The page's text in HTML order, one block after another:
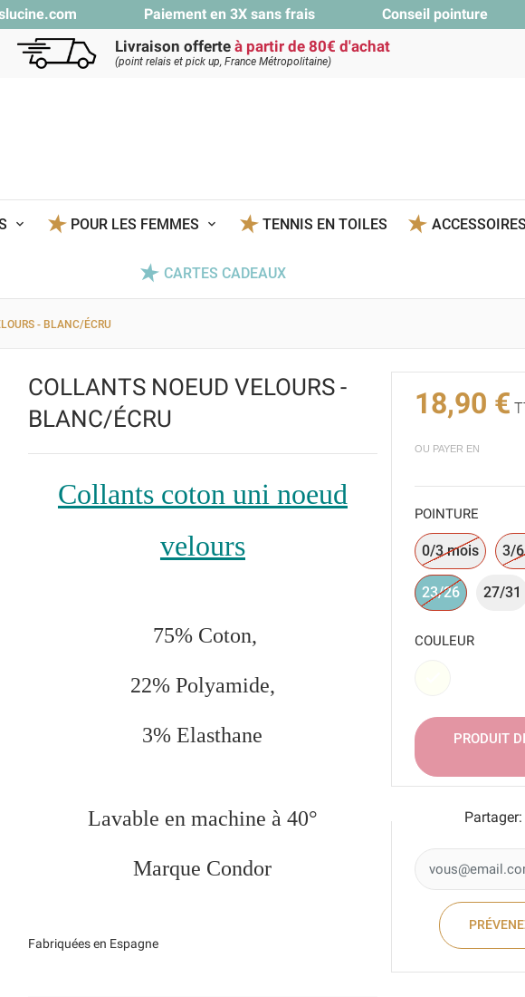
Paiement en 3X sans frais Conseil pointure
Livraison offerte à partir de 80€ d'achat
(point relais et pick up, France Métropolitaine)
POUR LES FEMMES TENNIS EN TOILES ACCESSOIRES
CARTES CADEAUX
- BLANC/ÉCRU
COLLANTS NOEUD VELOURS -
BLANC/ÉCRU
Collants coton uni noeud
velours
75% Coton,
22% Polyamide,
3% Elasthane
Lavable en machine à 40°
Marque Condor
Fabriquées en Espagne
18,90 €
OU PAYER EN
POINTURE
0/3 mois 3/
23/26 27/31
COULEUR
PRODUIT
Partager: